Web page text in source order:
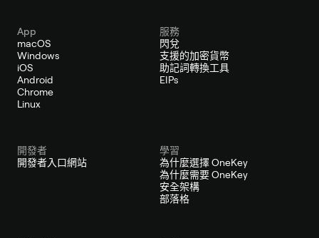
App
macOS
Windows
iOS
Android
Chrome
Linux
服務
閃兌
支援的加密貨幣
助記詞轉換工具
EIPs
開發者
開發者入口網站
學習
為什麼選擇 OneKey
為什麼需要 OneKey
安全架構
部落格